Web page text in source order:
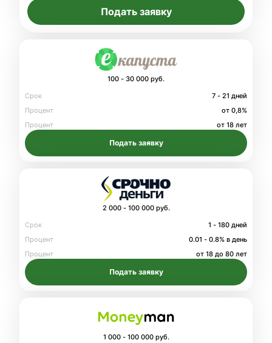
Подать заявку
100 - 30 000 руб.
Срок
7 - 21 дней
Процент
от 0,8%
Процент
от 18 лет
Подать заявку
2 000 - 100 000 руб.
Срок
1 - 180 дней
Процент
0.01 - 0.8% в день
Процент
от 18 до 80 лет
Подать заявку
1 000 - 100 000 руб.